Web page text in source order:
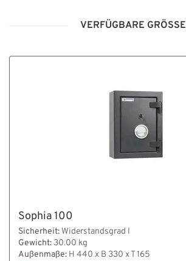
VERFÜGBARE GRÖSSEN
Sophia 100
Sicherheit: Widerstandsgrad I
Gewicht: 30.00 kg
Außenmaße: H 440 x B 330 x T 165